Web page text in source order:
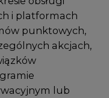
i platformach
punktowych,
akcjach,
lub